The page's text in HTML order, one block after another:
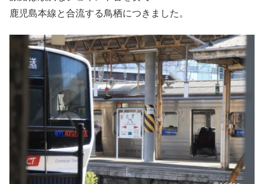
鹿児島本線と合流する鳥栖につきました。